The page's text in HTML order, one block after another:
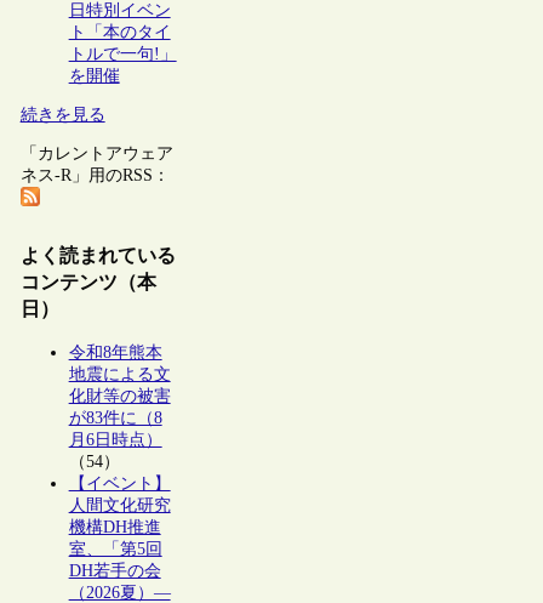
日特別イベン
ト「本のタイ
トルで一句!」
を開催
続きを見る
「カレントアウェア
ネス-R」用のRSS：
よく読まれている
コンテンツ（本
日）
令和8年熊本
地震による文
化財等の被害
が83件に（8
月6日時点）
（54）
【イベント】
人間文化研究
機構DH推進
室、「第5回
DH若手の会
（2026夏）―